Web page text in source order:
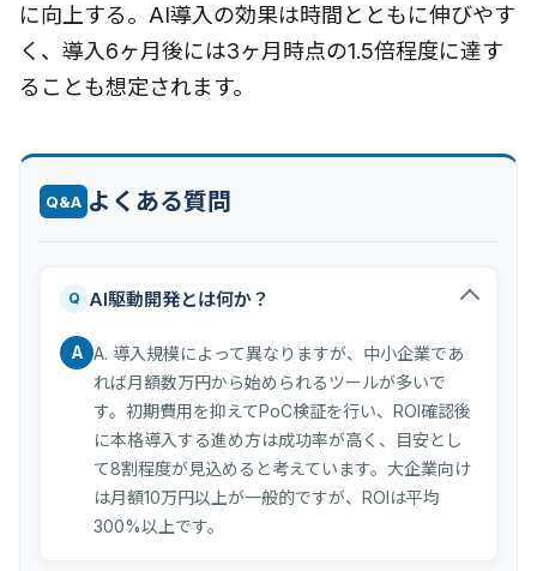
に向上する。AI導入の効果は時間とともに伸びやす
く、導入6ヶ月後には3ヶ月時点の1.5倍程度に達す
ることも想定されます。
Q&A よくある質問
Q AI駆動開発とは何か？
A A. 導入規模によって異なりますが、中小企業であ
れば月額数万円から始められるツールが多いで
す。初期費用を抑えてPoC検証を行い、ROI確認後
に本格導入する進め方は成功率が高く、目安とし
て8割程度が見込めると考えています。大企業向け
は月額10万円以上が一般的ですが、ROIは平均
300%以上です。